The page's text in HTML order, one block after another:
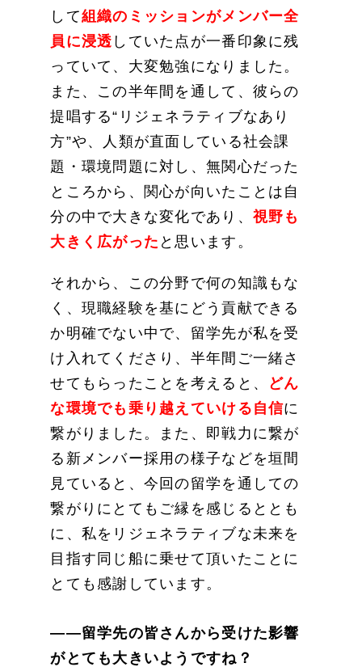
して組織のミッションがメンバー全
員に浸透 していた点が一番印象に残
っていて、大変勉強になりました。
また、この半年間を通して、彼らの
提唱する“リジェネラティブなあり
方”や、人類が直面している社会課
題・環境問題に対し、無関心だった
ところから、関心が向いたことは自
分の中で大きな変化であり、 視野も
大きく広がった と思います。
それから、この分野で何の知識もな
く、現職経験を基にどう貢献できる
か明確でない中で、留学先が私を受
け入れてくださり、半年間ご一緒さ
せてもらったことを考えると、 どん
な環境でも乗り越えていける自信に
繋がりました。また、即戦力に繋が
る新メンバー採用の様子などを垣間
見ていると、今回の留学を通しての
繋がりにとてもご縁を感じるととも
に、私をリジェネラティブな未来を
目指す同じ船に乗せて頂いたことに
とても感謝しています。
——留学先の皆さんから受けた影響
がとても大きいようですね？